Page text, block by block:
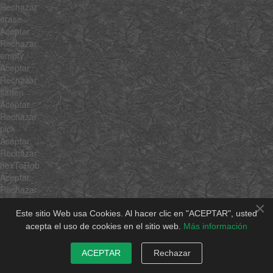
×
Este sitio Web usa Cookies. Al hacer clic en "ACEPTAR", usted
acepta el uso de cookies en el sitio web. Más información
ACEPTAR Rechazar
Rechazar
erase
Aceptar
Rechazar
empty
Aceptar
Rechazar
flatten
Aceptar
Rechazar
pick
Aceptar
Rechazar
hexToRgb
Aceptar
Rechazar
rgbToHex
Aceptar
Rechazar